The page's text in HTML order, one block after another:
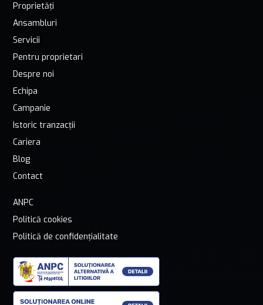
Proprietăți
Ansambluri
Servicii
Pentru proprietari
Despre noi
Echipa
Campanie
Istoric tranzacții
Cariera
Blog
Contact
ANPC
Politică cookies
Politică de confidențialitate